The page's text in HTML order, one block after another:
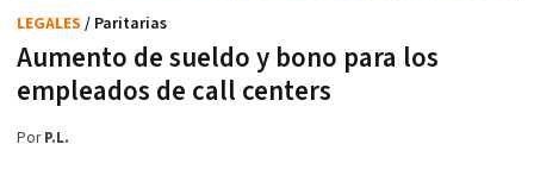
Aumento de sueldo y bono para los
empleados de call centers
LEGALES / Paritarias
PorP.L.